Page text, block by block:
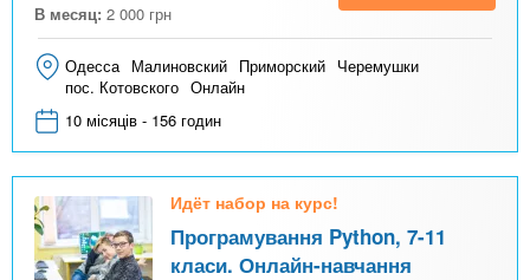
o
В месяц: 2 000 грн
Одесса Малиновский Приморский Черемушки
пос. Котовского Онлайн
10 місяців - 156 годин
Идёт набор на курс!
Програмування Python, 7-11
класи. Онлайн-навчання